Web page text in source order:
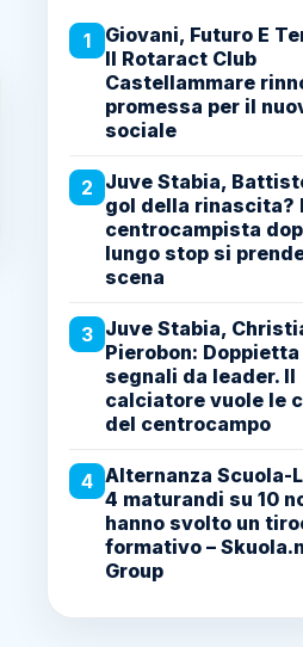
1
Giovani, Futuro E
Il Rotaract Club
Castellammare
promessa per il
sociale
2 Juve Stabia,
gol della rinascita?
centrocampista
lungo stop si
scena
3 Juve Stabia,
Pierobon: Doppietta
segnali da leader. Il
calciatore vuole le
del centrocampo
4 Alternanza Scuola-
4 maturandi su 10
hanno svolto un
formativo –
Group